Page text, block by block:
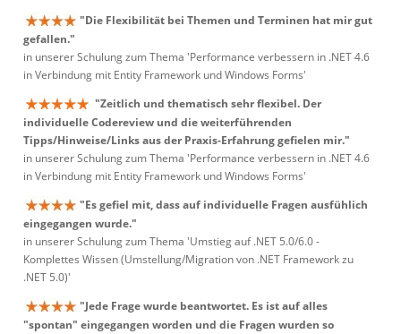
"Die Flexibilität bei Themen und Terminen hat mir gut
gefallen."
in unserer Schulung zum Thema 'Performance verbessern in .NET 4.6
in Verbindung mit Entity Framework und Windows Forms'
"Zeitlich und thematisch sehr flexibel. Der
individuelle Codereview und die weiterführenden
Tipps/Hinweise/Links aus der Praxis-Erfahrung gefielen mir."
in unserer Schulung zum Thema 'Performance verbessern in .NET 4.6
in Verbindung mit Entity Framework und Windows Forms'
"Es gefiel mit, dass auf individuelle Fragen ausfühlich
eingegangen wurde."
in unserer Schulung zum Thema 'Umstieg auf .NET 5.0/6.0 -
Komplettes Wissen (Umstellung/Migration von .NET Framework zu
.NET 5.0)'
"Jede Frage wurde beantwortet. Es ist auf alles
"spontan" eingegangen worden und die Fragen wurden so